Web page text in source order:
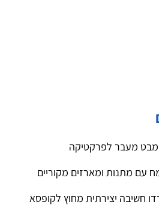
– מבט מעבר לפרקטיקה
עם מתנות ומארזים מקוריים